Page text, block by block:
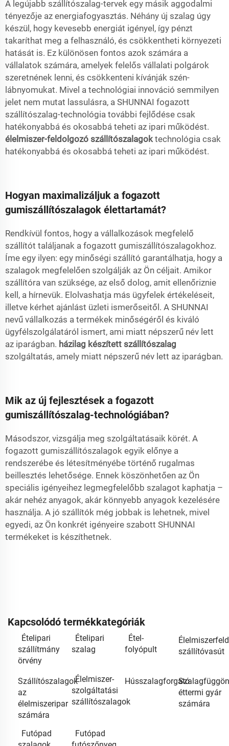
A legújabb szállítószalag-tervek egy másik aggodalmi
tényezője az energiafogyasztás. Néhány új szalag úgy
készül, hogy kevesebb energiát igényel, így pénzt
takaríthat meg a felhasználó, és csökkentheti környezeti
hatását is. Ez különösen fontos azok számára a
vállalatok számára, amelyek felelős vállalati polgárok
szeretnének lenni, és csökkenteni kívánják szén-
lábnyomukat. Mivel a technológiai innováció semmilyen
jelet nem mutat lassulásra, a SHUNNAI fogazott
szállítószalag-technológia további fejlődése csak
hatékonyabbá és okosabbá teheti az ipari működést.
élelmiszer-feldolgozó szállítószalagoktechnológia csak
hatékonyabbá és okosabbá teheti az ipari működést.
Hogyan maximalizáljuk a fogazott
gumiszállítószalagok élettartamát?
Rendkívül fontos, hogy a vállalkozások megfelelő
szállítót találjanak a fogazott gumiszállítószalagokhoz.
Íme egy ilyen: egy minőségi szállító garantálhatja, hogy a
szalagok megfelelően szolgálják az Ön céljait. Amikor
szállítóra van szüksége, az első dolog, amit ellenőriznie
kell, a hírnevük. Elolvashatja más ügyfelek értékeléseit,
illetve kérhet ajánlást üzleti ismerőseitől. A SHUNNAI
nevű vállalkozás a termékek minőségéről és kiváló
ügyfélszolgálatáról ismert, ami miatt népszerű név lett
az iparágban. házilag készített szállítószalag
szolgáltatás, amely miatt népszerű név lett az iparágban.
Mik az új fejlesztések a fogazott
gumiszállítószalag-technológiában?
Másodszor, vizsgálja meg szolgáltatásaik körét. A
fogazott gumiszállítószalagok egyik előnye a
rendszerébe és létesítményébe történő rugalmas
beillesztés lehetősége. Ennek köszönhetően az Ön
speciális igényeihez legmegfelelőbb szalagot kaphatja –
akár nehéz anyagok, akár könnyebb anyagok kezelésére
használja. A jó szállítók még jobbak is lehetnek, mivel
egyedi, az Ön konkrét igényeire szabott SHUNNAI
termékeket is készíthetnek.
Kapcsolódó termékkategóriák
Ételipari
szállítmány
örvény
Ételipari
szalag
Étel-
folyópult
szállítóvasút
Szállítószalagok
az
élelmiszeripar
számára
Élelmiszer-
szolgáltatási
szállítószalagok
Hússzalagforgató
éttermi gyár
számára
Futópad
Futópad